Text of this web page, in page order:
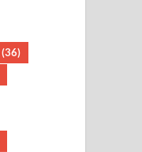
(36)